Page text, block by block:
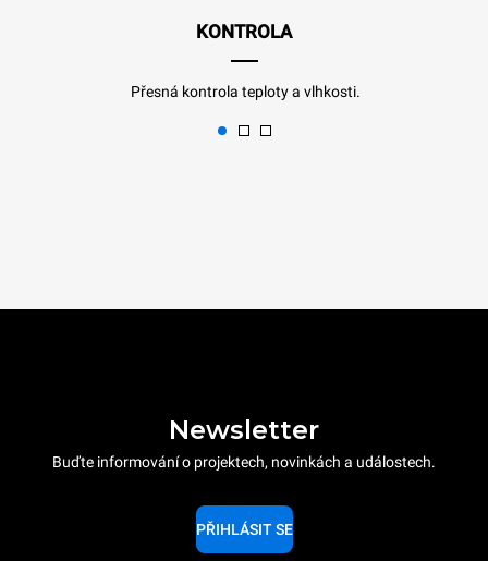
KONTROLA
Přesná kontrola teploty a vlhkosti.
Newsletter
Buďte informování o projektech, novinkách a událostech.
PŘIHLÁSIT SE